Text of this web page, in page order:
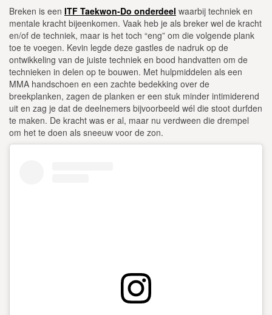
Breken is een ITF Taekwon-Do onderdeel waarbij techniek en
mentale kracht bijeenkomen. Vaak heb je als breker wel de kracht
en/of de techniek, maar is het toch “eng” om die volgende plank
toe te voegen. Kevin legde deze gastles de nadruk op de
ontwikkeling van de juiste techniek en bood handvatten om de
technieken in delen op te bouwen. Met hulpmiddelen als een
MMA handschoen en een zachte bedekking over de
breekplanken, zagen de planken er een stuk minder intimiderend
uit en zag je dat de deelnemers bijvoorbeeld wél die stoot durfden
te maken. De kracht was er al, maar nu verdween die drempel
om het te doen als sneeuw voor de zon.